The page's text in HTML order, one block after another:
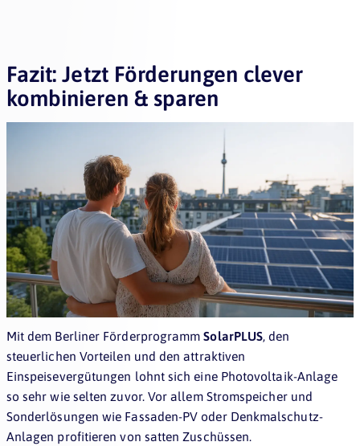
Fazit: Jetzt Förderungen clever
kombinieren & sparen
Mit dem Berliner FörderprogrammSolarPLUS, den
steuerlichen Vorteilen und den attraktiven
Einspeisevergütungen lohnt sich eine Photovoltaik-Anlage
so sehr wie selten zuvor. Vor allem Stromspeicher und
Sonderlösungen wie Fassaden-PV oder Denkmalschutz-
Anlagen profitieren von satten Zuschüssen.